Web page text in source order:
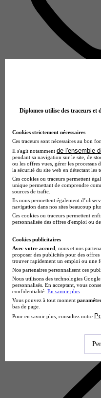
Unité de formation et de
IUT de Cachan
3.8
4 avis
Diplomeo utilise des traceurs et
Cookies strictement nécessaires
Ces traceurs sont nécessaires au bon
Il s'agit notamment de l'ensemble
pendant sa navigation sur le site, de
ou les offres vues, gérer les
la sécurité du site web en détectant
Ces cookies ou traceurs permettent
unique permettant de comprendre
sources de trafic.
Ils nous permettent également
navigation dans nos sites beaucoup
Ces cookies ou traceurs permettent
personnalisée des offres d'emploi ou
Cookies publicitaires
Avec votre accord , nous et nos
proposer des publicités pour des
trouver rapidement un emploi ou une
Nos partenaires personnalisent ces
Nous utilisons des technologies
personnalisés. En acceptant, vous
confidentialité. En savoir plus
Vous pouvez à tout moment
bas de page.
Pour en savoir plus, consultez notre